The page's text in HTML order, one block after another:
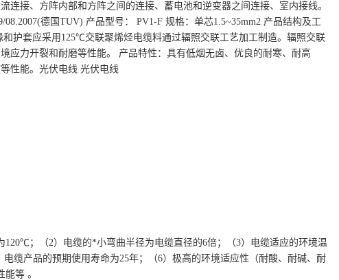
接、方阵内部和方阵之间的连接、蓄电池和逆变器之间连接、室内接线。
德国TUV) 产品型号： PV1-F 规格：单芯1.5~35mm2 产品结构及工
护套应采用125℃交联聚烯烃电缆料通过辐照交联工艺加工制造。辐照交联
应力开裂和耐磨等性能。 产品特性：具有低烟无卤、优良的耐寒、耐高
性能。光伏电线 光伏电线
；（2）电缆的*小弯曲半径为电缆直径的6倍；（3）电缆适应的环境温
缆产品的预期使用寿命为25年；（6）极高的环境适应性（耐酸、耐碱、耐
等 。